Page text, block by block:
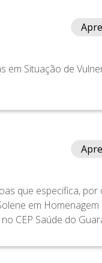
em Situação de
que especifica,
em
CEP Saúde do